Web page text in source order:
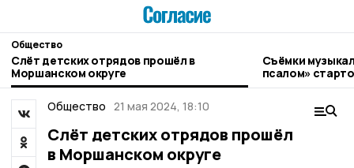
Общество
Слёт детских отрядов прошёл в
Моршанском округе
Съёмки
псалом»
Общество 21 мая 2024, 18:10
Слёт детских отрядов прошёл
в Моршанском округе